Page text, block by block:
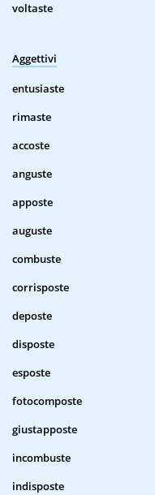
voltaste
Aggettivi
entusiaste
rimaste
accoste
anguste
apposte
auguste
combuste
corrisposte
deposte
disposte
esposte
fotocomposte
giustapposte
incombuste
indisposte